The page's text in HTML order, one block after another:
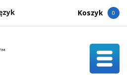
Koszyk 0